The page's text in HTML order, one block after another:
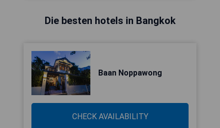
Die besten hotels in Bangkok
Baan Noppawong
CHECK AVAILABILITY